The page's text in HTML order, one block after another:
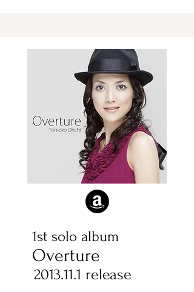
1st solo album
Overture
2013.11.1 release